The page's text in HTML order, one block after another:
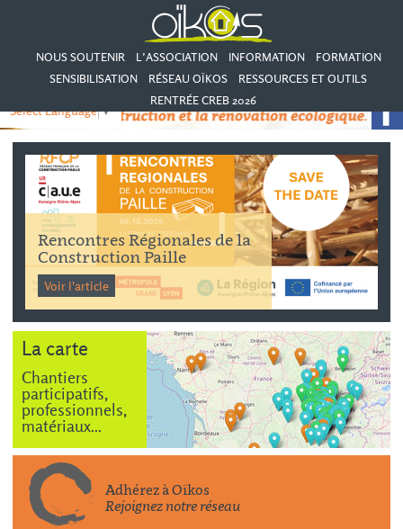
NOUS SOUTENIR L’ASSOCIATION INFORMATION
FORMATION
SENSIBILISATION
RÉSEAU OÏKOS
RESSOURCES ET OUTILS
RENTRÉE CREB 2026
Select Language▼
Formation
DEVENEZ
SPÉCIALISTE DE LA
RÉNOVATION BIOSOURCÉE
!
Voir l'article
La carte
Chantiers
participatifs,
professionnels,
matériaux...
Adhérez à Oïkos
Rejoignez notre réseau